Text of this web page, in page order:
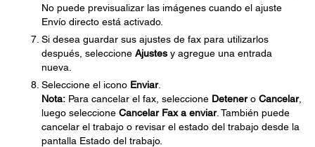
No puede previsualizar las imágenes cuando el ajuste
Envío directo está activado.
Si desea guardar sus ajustes de fax para utilizarlos
después, seleccione Ajustes y agregue una entrada
nueva.
Seleccione el icono Enviar.
Nota: Para cancelar el fax, seleccione Detenero Cancelar,
luego seleccione Cancelar Fax a enviar. También puede
cancelar el trabajo o revisar el estado del trabajo desde la
pantalla Estado del trabajo.